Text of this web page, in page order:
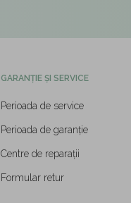
GARANȚIE ȘI SERVICE
Perioada de service
Perioada de garanție
Centre de reparații
Formular retur